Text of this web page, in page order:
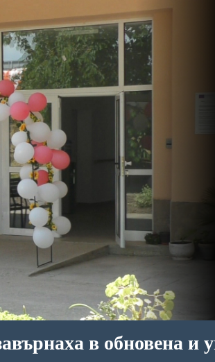
в обновена и